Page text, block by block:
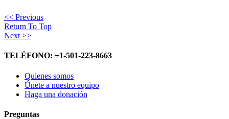
<< Previous
Return To Top
Next >>
TELÉFONO: +1-501-223-8663
Quienes somos
Únete a nuestro equipo
Haga una donación
Preguntas